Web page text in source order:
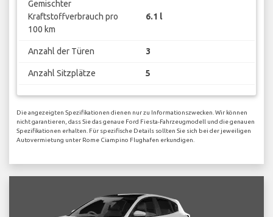
Gemischter
Kraftstoffverbrauch pro
100 km
6.1 l
Anzahl der Türen 3
Anzahl Sitzplätze 5
Die angezeigten Spezifikationen dienen nur zu Informationszwecken. Wir können
nicht garantieren, dass Sie das genaue Ford Fiesta-Fahrzeugmodell und die genauen
Spezifikationen erhalten. Für spezifische Details sollten Sie sich bei der jeweiligen
Autovermietung unter Rome Ciampino Flughafen erkundigen.